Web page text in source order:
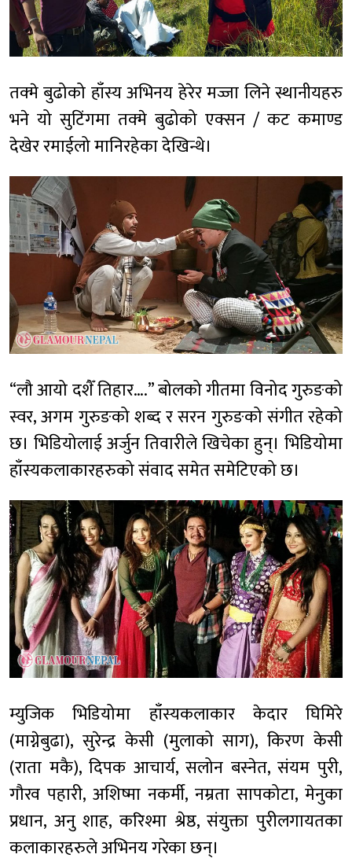
तक्मे बुढोको हाँस्य अभिनय हेरेर मज्जा लिने स्थानीयहरु
भने यो सुटिंगमा तक्मे बुढोको एक्सन / कट कमाण्ड
देखेर रमाईलो मानिरहेका देखिन्थे।
“लौ आयो दशैँ तिहार….” बोलको गीतमा विनोद गुरुङको
स्वर, अगम गुरुङको शब्द र सरन गुरुङको संगीत रहेको
छ। भिडियोलाई अर्जुन तिवारीले खिचेका हुन्। भिडियोमा
हाँस्यकलाकारहरुको संवाद समेत समेटिएको छ।
म्युजिक भिडियोमा हाँस्यकलाकार केदार घिमिरे
(माग्नेबुढा), सुरेन्द्र केसी (मुलाको साग), किरण केसी
(राता मकै), दिपक आचार्य, सलोन बस्नेत, संयम पुरी,
गौरव पहारी, अशिष्मा नकर्मी, नम्रता सापकोटा, मेनुका
प्रधान, अनु शाह, करिश्मा श्रेष्ठ, संयुक्ता पुरीलगायतका
कलाकारहरुले अभिनय गरेका छन्।